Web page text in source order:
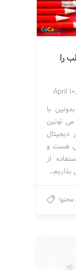
را
April
با
می تونین
دیجیتال
هست و
از
بذاریم…
محتوا